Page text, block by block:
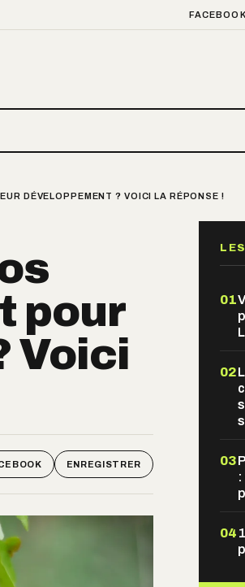
FACEBOOK
DÉVELOPPEMENT ? VOICI LA RÉPONSE !
pour
Voici
ENREGISTRER
01
02
03
04